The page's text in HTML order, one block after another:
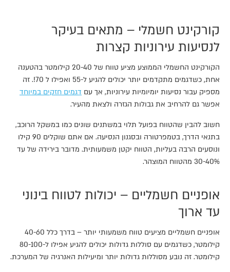
קורקינט חשמלי – מתאים בעיקר
לנסיעות עירוניות קצרות
הקורקינט החשמלי הממוצע מציע טווח של 20-40 קילומטר בהטענה
אחת, כשדגמים מתקדמים יותר יכולים להגיע ל-55 ואפילו ל 70!. זה
מספיק עבור נסיעות יומיומיות עירוניות, אך עם דגמים חזקים במיוחד
אפשר גם להרחיב את גבולות הגזרה ולצאת מהעיר.
חשוב להבין שהטווח בפועל תלוי במשתנים שונים כמו במשקל הרוכב,
בתנאי הדרך, בטמפרטורה ובסגנון הנסיעה. אם אתם שוקלים 90 קילו
ונוסעים הרבה בעליות, הטווח יקטן משמעותית. מדובר בירידה של עד
30-40% מהטווח המוצהר.
אופניים חשמליים – יכולות לטווח בינוני
עד ארוך
אופניים חשמליים מציעים טווח משמעותי יותר – בדרך כלל 40-60
קילומטר, כשדגמים עם סוללות גדולות יכולים להגיע אפילו ל-80-100
קילומטר. זה נובע מסוללות גדולות יותר ומיעילות האנרגיה של המערכת.